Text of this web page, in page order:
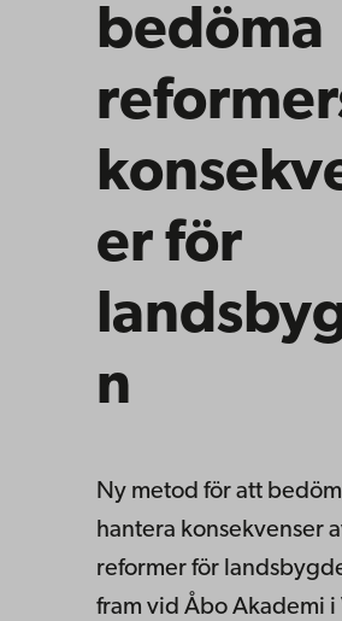
bedöma
er för
n
Ny metod för att
hantera konsekvenser
reformer för
fram vid Åbo Akademi i